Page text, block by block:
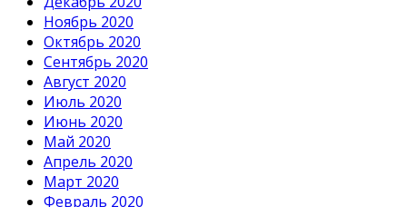
Ноябрь 2020
Октябрь 2020
Сентябрь 2020
Август 2020
Июль 2020
Июнь 2020
Май 2020
Апрель 2020
Март 2020
Февраль 2020